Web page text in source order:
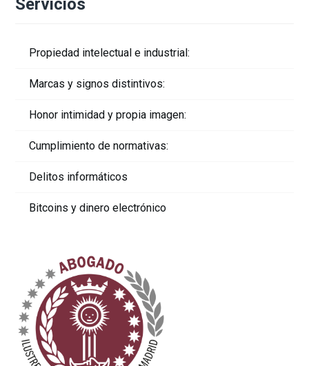
Servicios
Propiedad intelectual e industrial:
Marcas y signos distintivos:
Honor intimidad y propia imagen:
Cumplimiento de normativas:
Delitos informáticos
Bitcoins y dinero electrónico